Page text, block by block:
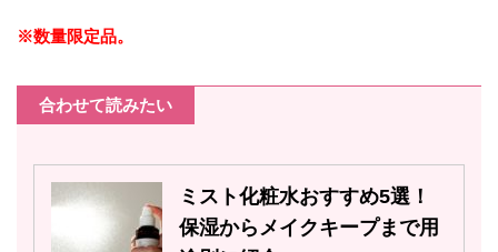
※数量限定品。
合わせて読みたい
ミスト化粧水おすすめ5選！
保湿からメイクキープまで用